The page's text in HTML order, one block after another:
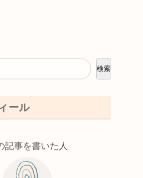
検索
ール
記事を書いた人